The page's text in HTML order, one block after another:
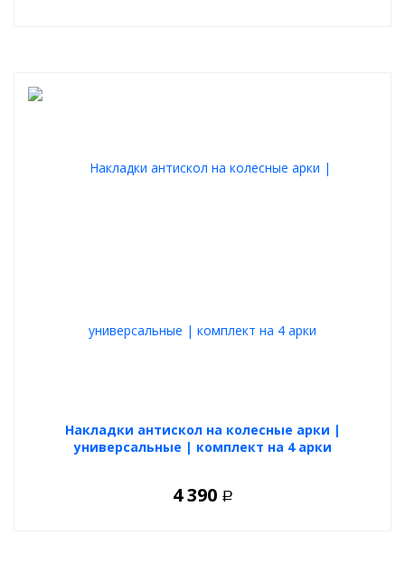
Накладки антискол на колесные арки |
универсальные | комплект на 4 арки
4 390 Р